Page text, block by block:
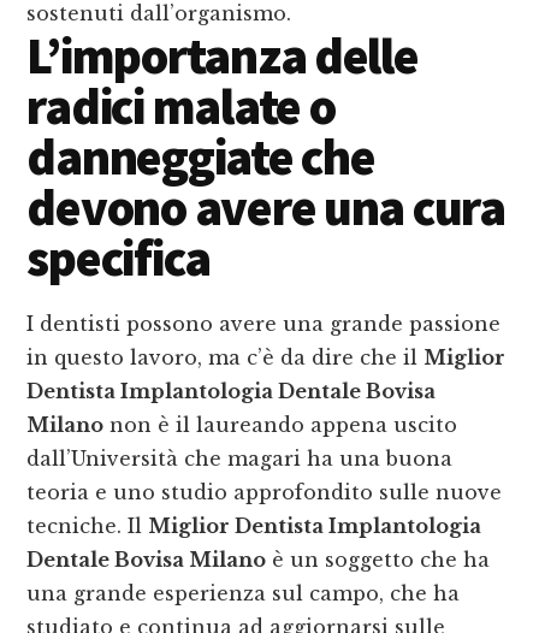
sostenuti dall’organismo.
L’importanza delle
radici malate o
danneggiate che
devono avere una cura
specifica
I dentisti possono avere una grande passione
in questo lavoro, ma c’è da dire che il Miglior
Dentista Implantologia Dentale Bovisa
Milano non è il laureando appena uscito
dall’Università che magari ha una buona
teoria e uno studio approfondito sulle nuove
tecniche. Il Miglior Dentista Implantologia
Dentale Bovisa Milano è un soggetto che ha
una grande esperienza sul campo, che ha
studiato e continua ad aggiornarsi sulle